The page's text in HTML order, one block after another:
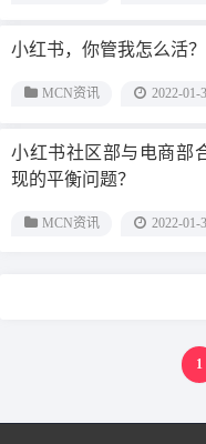
小红书，你管我怎么活？
MCN资讯 2022-01-
小红书社区部与电商部
现的平衡问题？
MCN资讯 2022-01-
1